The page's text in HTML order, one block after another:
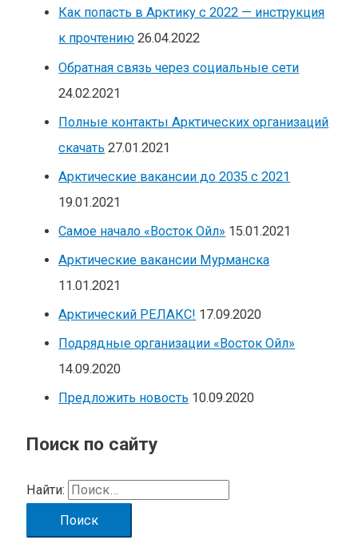
Как попасть в Арктику с 2022 — инструкция
к прочтению 26.04.2022
Обратная связь через социальные сети
24.02.2021
Полные контакты Арктических организаций
скачать 27.01.2021
Арктические вакансии до 2035 с 2021
19.01.2021
Самое начало «Восток Ойл» 15.01.2021
Арктические вакансии Мурманска
11.01.2021
Арктический РЕЛАКС! 17.09.2020
Подрядные организации «Восток Ойл»
14.09.2020
Предложить новость 10.09.2020
Поиск по сайту
Найти: